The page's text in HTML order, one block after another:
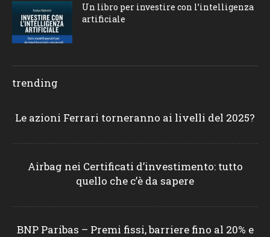
Un libro per investire con l’intelligenza
artificiale
trending
Le azioni Ferrari torneranno ai livelli del 2025?
Airbag nei Certificati d’investimento: tutto
quello che c’è da sapere
BNP Paribas – Premi fissi, barriere fino al 20% e